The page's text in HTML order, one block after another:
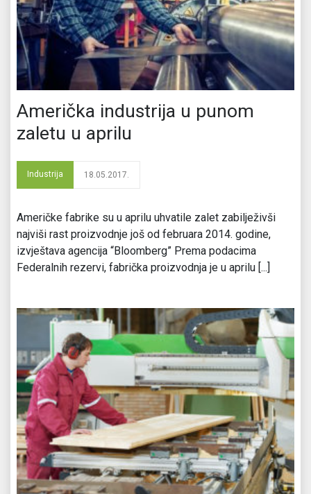
Američka industrija u punom
zaletu u aprilu
Industrija 18.05.2017.
Američke fabrike su u aprilu uhvatile zalet zabilježivši
najviši rast proizvodnje još od februara 2014. godine,
izvještava agencija “Bloomberg” Prema podacima
Federalnih rezervi, fabrička proizvodnja je u aprilu [...]